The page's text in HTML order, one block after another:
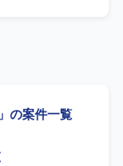
設定変更、
と連携しな
稼働に向け
ましいで
の案件一覧